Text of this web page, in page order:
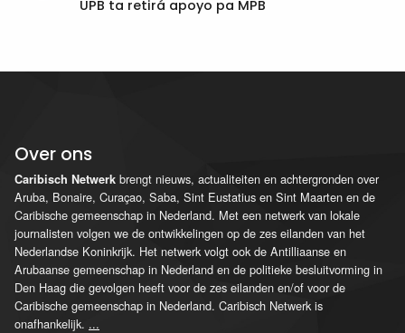
UPB ta retirá apoyo pa MPB
Over ons
Caribisch Netwerk brengt nieuws, actualiteiten en achtergronden over
Aruba, Bonaire, Curaçao, Saba, Sint Eustatius en Sint Maarten en de
Caribische gemeenschap in Nederland. Met een netwerk van lokale
journalisten volgen we de ontwikkelingen op de zes eilanden van het
Nederlandse Koninkrijk. Het netwerk volgt ook de Antilliaanse en
Arubaanse gemeenschap in Nederland en de politieke besluitvorming in
Den Haag die gevolgen heeft voor de zes eilanden en/of voor de
Caribische gemeenschap in Nederland. Caribisch Netwerk is
onafhankelijk. ...